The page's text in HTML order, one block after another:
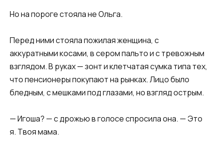
Но на пороге стояла не Ольга.
Перед ними стояла пожилая женщина, с
аккуратными косами, в сером пальто и с тревожным
взглядом. В руках — зонт и клетчатая сумка типа тех,
что пенсионеры покупают на рынках. Лицо было
бледным, с мешками под глазами, но взгляд острым.
— Игоша? — с дрожью в голосе спросила она. — Это
я. Твоя мама.